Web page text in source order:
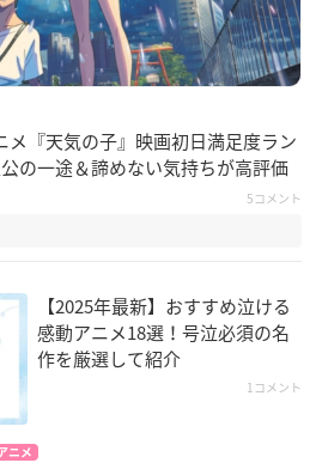
『天気の子』映画初日満足度ラン
の一途＆諦めない気持ちが高評価
5コメント
【2025年最新】おすすめ泣ける
感動アニメ18選！号泣必須の名
作を厳選して紹介
1コメント
ニメ